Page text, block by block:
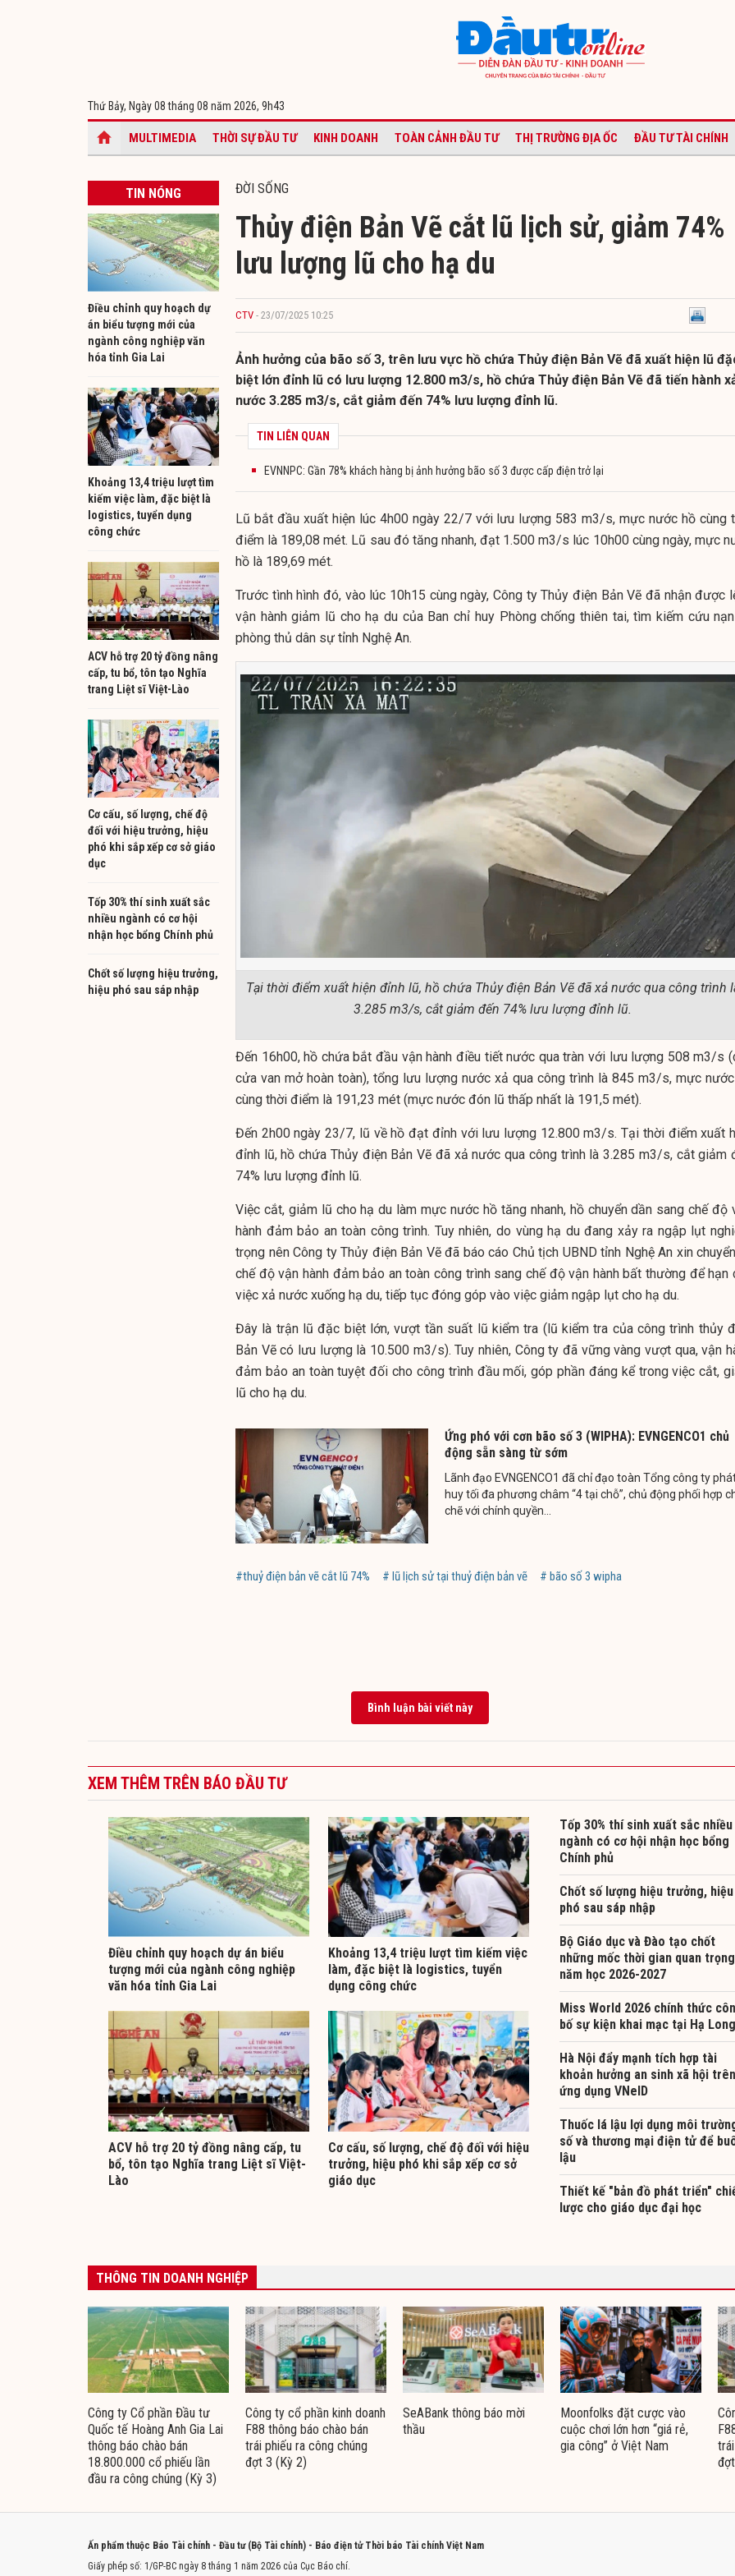
Thứ Bảy, Ngày 08 tháng 08 năm 2026, 9h43
MULTIMEDIA THỜI SỰ ĐẦU TƯ KINH DOANH TOÀN CẢNH ĐẦU TƯ THỊ TRƯỜNG ĐỊA ỐC ĐẦU TƯ TÀI CHÍNH
TIN NÓNG
Điều chỉnh quy hoạch dự
án biểu tượng mới của
ngành công nghiệp văn
hóa tỉnh Gia Lai
Khoảng 13,4 triệu lượt tìm
kiếm việc làm, đặc biệt là
logistics, tuyển dụng
công chức
ACV hỗ trợ 20 tỷ đồng nâng
cấp, tu bổ, tôn tạo Nghĩa
trang Liệt sĩ Việt-Lào
Cơ cấu, số lượng, chế độ
đối với hiệu trưởng, hiệu
phó khi sắp xếp cơ sở giáo
dục
Tốp 30% thí sinh xuất sắc
nhiều ngành có cơ hội
nhận học bổng Chính phủ
Chốt số lượng hiệu trưởng,
hiệu phó sau sáp nhập
ĐỜI SỐNG
Thủy điện Bản Vẽ cắt lũ lịch sử, giảm 74%
lưu lượng lũ cho hạ du
CTV - 23/07/2025 10:25
Ảnh hưởng của bão số 3, trên lưu vực hồ chứa Thủy điện Bản Vẽ đã xuất hiện lũ
biệt lớn đỉnh lũ có lưu lượng 12.800 m3/s, hồ chứa Thủy điện Bản Vẽ đã tiến hành
nước 3.285 m3/s, cắt giảm đến 74% lưu lượng đỉnh lũ.
TIN LIÊN QUAN
EVNNPC: Gần 78% khách hàng bị ảnh hưởng bão số 3 được cấp điện trở lại
Lũ bắt đầu xuất hiện lúc 4h00 ngày 22/7 với lưu lượng 583 m3/s, mực nước hồ cùng
điểm là 189,08 mét. Lũ sau đó tăng nhanh, đạt 1.500 m3/s lúc 10h00 cùng ngày, mực
hồ là 189,69 mét.
Trước tình hình đó, vào lúc 10h15 cùng ngày, Công ty Thủy điện Bản Vẽ đã nhận được
vận hành giảm lũ cho hạ du của Ban chỉ huy Phòng chống thiên tai, tìm kiếm cứu
phòng thủ dân sự tỉnh Nghệ An.
Tại thời điểm xuất hiện đỉnh lũ, hồ chứa Thủy điện Bản Vẽ đã xả nước qua công trình
3.285 m3/s, cắt giảm đến 74% lưu lượng đỉnh lũ.
Đến 16h00, hồ chứa bắt đầu vận hành điều tiết nước qua tràn với lưu lượng 508 m3/s
cửa van mở hoàn toàn), tổng lưu lượng nước xả qua công trình là 845 m3/s, mực
cùng thời điểm là 191,23 mét (mực nước đón lũ thấp nhất là 191,5 mét).
Đến 2h00 ngày 23/7, lũ về hồ đạt đỉnh với lưu lượng 12.800 m3/s. Tại thời điểm xuất
đỉnh lũ, hồ chứa Thủy điện Bản Vẽ đã xả nước qua công trình là 3.285 m3/s, cắt giảm
74% lưu lượng đỉnh lũ.
Việc cắt, giảm lũ cho hạ du làm mực nước hồ tăng nhanh, hồ chuyển dần sang chế độ
hành đảm bảo an toàn công trình. Tuy nhiên, do vùng hạ du đang xảy ra ngập lụt
trọng nên Công ty Thủy điện Bản Vẽ đã báo cáo Chủ tịch UBND tỉnh Nghệ An xin
chế độ vận hành đảm bảo an toàn công trình sang chế độ vận hành bất thường để hạn
việc xả nước xuống hạ du, tiếp tục đóng góp vào việc giảm ngập lụt cho hạ du.
Đây là trận lũ đặc biệt lớn, vượt tần suất lũ kiểm tra (lũ kiểm tra của công trình thủy
Bản Vẽ có lưu lượng là 10.500 m3/s). Tuy nhiên, Công ty đã vững vàng vượt qua, vận
đảm bảo an toàn tuyệt đối cho công trình đầu mối, góp phần đáng kể trong việc cắt,
lũ cho hạ du.
Ứng phó với cơn bão số 3 (WIPHA): EVNGENCO1 chủ
động sẵn sàng từ sớm
Lãnh đạo EVNGENCO1 đã chỉ đạo toàn Tổng công ty
huy tối đa phương châm “4 tại chỗ”, chủ động phối hợp
chẽ với chính quyền...
#thuỷ điện bản vẽ cắt lũ 74% # lũ lịch sử tại thuỷ điện bản vẽ # bão số 3 wipha
Bình luận bài viết này
XEM THÊM TRÊN BÁO ĐẦU TƯ
Điều chỉnh quy hoạch dự án biểu
tượng mới của ngành công nghiệp
văn hóa tỉnh Gia Lai
Khoảng 13,4 triệu lượt tìm kiếm việc
làm, đặc biệt là logistics, tuyển
dụng công chức
ACV hỗ trợ 20 tỷ đồng nâng cấp, tu
bổ, tôn tạo Nghĩa trang Liệt sĩ Việt-
Lào
Cơ cấu, số lượng, chế độ đối với hiệu
trưởng, hiệu phó khi sắp xếp cơ sở
giáo dục
Tốp 30% thí sinh xuất sắc nhiều
ngành có cơ hội nhận học bổng
Chính phủ
Chốt số lượng hiệu trưởng, hiệu
phó sau sáp nhập
Bộ Giáo dục và Đào tạo chốt
những mốc thời gian quan
năm học 2026-2027
Miss World 2026 chính thức
bố sự kiện khai mạc tại Hạ Long
Hà Nội đẩy mạnh tích hợp tài
khoản hưởng an sinh xã hội trên
ứng dụng VNeID
Thuốc lá lậu lợi dụng môi
số và thương mại điện tử để
lậu
Thiết kế "bản đồ phát triển"
lược cho giáo dục đại học
THÔNG TIN DOANH NGHIỆP
Công ty Cổ phần Đầu tư
Quốc tế Hoàng Anh Gia Lai
thông báo chào bán
18.800.000 cổ phiếu lần
đầu ra công chúng (Kỳ 3)
Công ty cổ phần kinh doanh
F88 thông báo chào bán
trái phiếu ra công chúng
đợt 3 (Kỳ 2)
SeABank thông báo mời
thầu
Moonfolks đặt cược vào
cuộc chơi lớn hơn “giá rẻ,
gia công” ở Việt Nam
Ấn phẩm thuộc Báo Tài chính - Đầu tư (Bộ Tài chính) - Báo điện tử Thời báo Tài chính Việt Nam
Giấy phép số: 1/GP-BC ngày 8 tháng 1 năm 2026 của Cục Báo chí.